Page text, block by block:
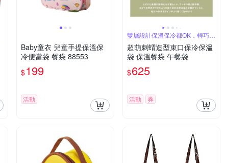
Baby童衣 兒童手提保溫保
冷便當袋 餐袋 88553
$199
活動
雙層設計保溫保冷都OK，輕巧好
提
超萌刺蝟造型束口保冷保溫
袋 保溫餐袋 午餐袋
$625
活動 券